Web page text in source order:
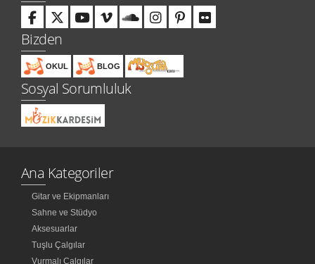
Bizden
OKUL BLOG
Sosyal Sorumluluk
Ana Kategoriler
Gitar ve Ekipmanları
Sahne ve Stüdyo
Aksesuarlar
Tuşlu Çalgılar
Vurmalı Çalgılar